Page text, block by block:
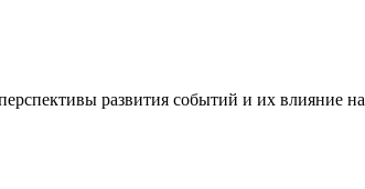
развития событий и их влияние на